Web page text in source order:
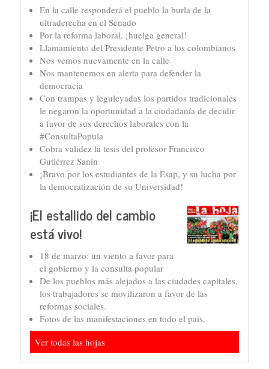
En la calle responderá el pueblo la burla de la
ultraderecha en el Senado
Por la reforma laboral, ¡huelga general!
Llamamiento del Presidente Petro a los colombianos
Nos vemos nuevamente en la calle
Nos mantenemos en alerta para defender la
democracia
Con trampas y leguleyadas los partidos tradicionales
le negaron la oportunidad a la ciudadanía de decidir
a favor de sus derechos laborales con la
#ConsultaPopula
Cobra validez la tesis del profesor Francisco
Gutiérrez Sanín
¡Bravo por los estudiantes de la Esap, y su lucha por
la democratización de su Universidad!
¡El estallido del cambio
está vivo!
18 de marzo: un viento a favor para
el gobierno y la consulta popular
De los pueblos más alejados a las ciudades capitales,
los trabajadores se movilizaron a favor de las
reformas sociales.
Fotos de las manifestaciones en todo el país.
Ver todas las hojas